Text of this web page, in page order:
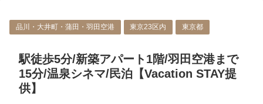
品川・大井町・蒲田・羽田空港 東京23区内 東京都
駅徒歩5分/新築アパート1階/羽田空港まで
15分/温泉シネマ/民泊【Vacation STAY提
供】